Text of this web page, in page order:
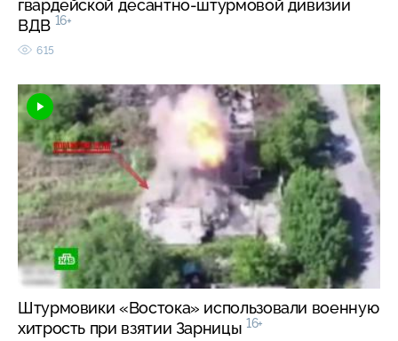
гвардейской десантно-штурмовой дивизии
ВДВ 16+
615
Штурмовики «Востока» использовали военную
хитрость при взятии Зарницы 16+